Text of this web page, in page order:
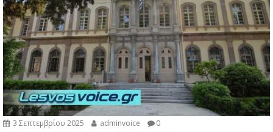
3 Σεπτεμβρίου 2025 adminvoice 0